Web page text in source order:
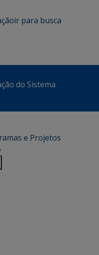
ir para busca
do Sistema
e Projetos